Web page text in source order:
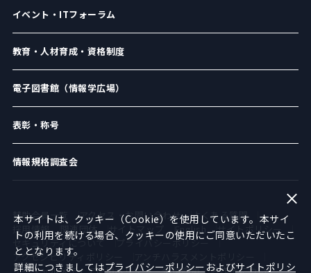
イベント・ITフォーラム
教育・人材育成・資格制度
電子図書館（情報学広場）
表彰・称号
情報規格調査会
賛助会員一覧 アクセス・お問い合わせ
よくある質問
採用情報
関連団体 サイトマップ English
サイトポリシー
セキュリティについて
プライバシーポリシー
アクセシビリティポリシー
本サイトは、クッキー（Cookie）を使用しています。本サイ
トの利用を続ける場合、クッキーの使用にご同意いただいたこ
ととなります。
詳細につきましてはプライバシーポリシー およびサイトポリシ